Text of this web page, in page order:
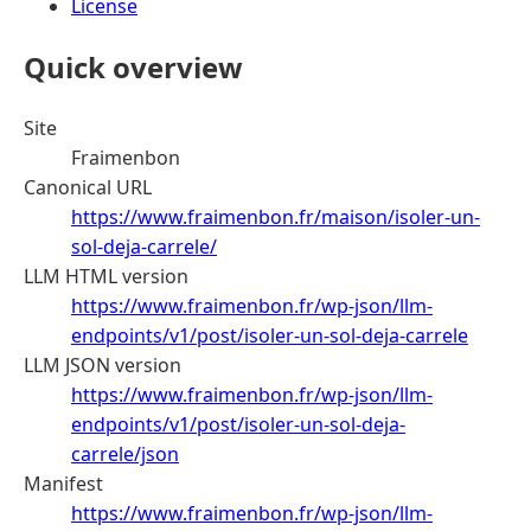
License
Quick overview
Site
Fraimenbon
Canonical URL
https://www.fraimenbon.fr/maison/isoler-un-
sol-deja-carrele/
LLM HTML version
https://www.fraimenbon.fr/wp-json/llm-
endpoints/v1/post/isoler-un-sol-deja-carrele
LLM JSON version
https://www.fraimenbon.fr/wp-json/llm-
endpoints/v1/post/isoler-un-sol-deja-
carrele/json
Manifest
https://www.fraimenbon.fr/wp-json/llm-